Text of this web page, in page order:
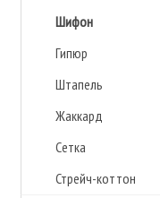
Шифон
Гипюр
Штапель
Жаккард
Сетка
Стрейч-коттон